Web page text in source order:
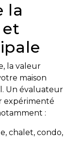
la
et
la valeur
maison
Un évaluateur
expérimenté
:
chalet, condo,